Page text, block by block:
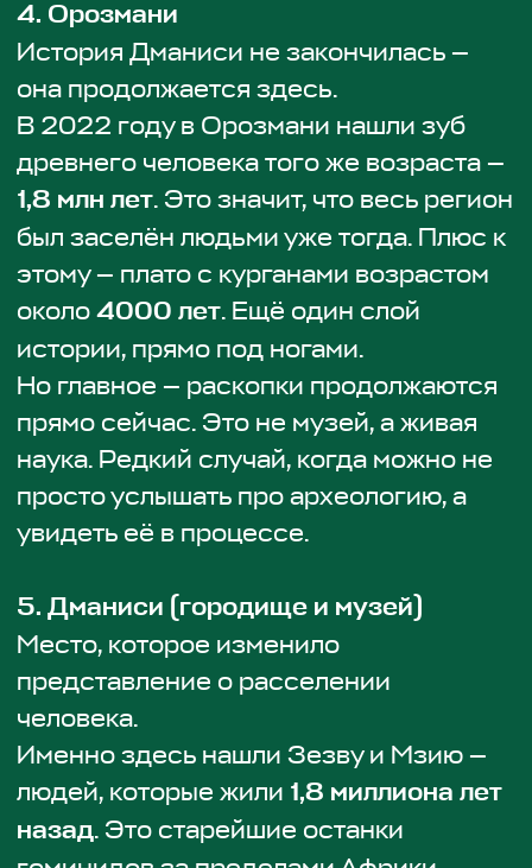
места —230
Есть вопросы?
Задайте их нашей
команде
Задать вопрос